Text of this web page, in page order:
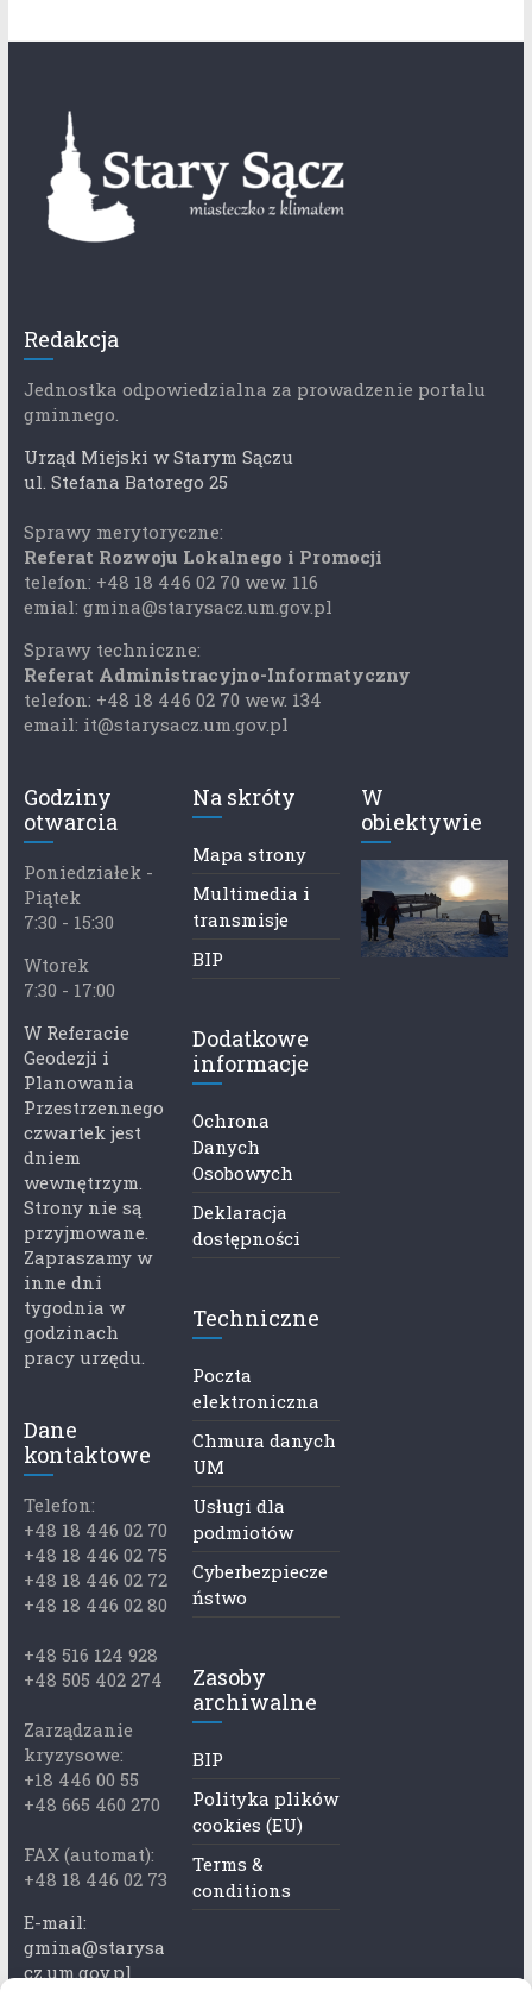
Redakcja
Jednostka odpowiedzialna za prowadzenie portalu
gminnego.
Urząd Miejski w Starym Sączu
ul. Stefana Batorego 25
Sprawy merytoryczne:
Referat Rozwoju Lokalnego i Promocji
telefon: +48 18 446 02 70 wew. 116
emial: gmina@starysacz.um.gov.pl
Sprawy techniczne:
Referat Administracyjno-Informatyczny
telefon: +48 18 446 02 70 wew. 134
email: it@starysacz.um.gov.pl
Godziny
otwarcia
Poniedziałek -
Piątek
7:30 - 15:30
Wtorek
7:30 - 17:00
W Referacie
Geodezji i
Planowania
Przestrzennego
czwartek jest
dniem
wewnętrzym.
Strony nie są
przyjmowane.
Zapraszamy w
inne dni
tygodnia w
godzinach
pracy urzędu.
Dane
kontaktowe
Telefon:
+48 18 446 02 70
+48 18 446 02 75
+48 18 446 02 72
+48 18 446 02 80
+48 516 124 928
+48 505 402 274
Zarządzanie
kryzysowe:
+18 446 00 55
+48 665 460 270
FAX (automat):
+48 18 446 02 73
E-mail:
gmina@starysa
cz.um.gov.pl
Na skróty
Mapa strony
Multimedia i
transmisje
BIP
Dodatkowe
informacje
Ochrona
Danych
Osobowych
Deklaracja
dostępności
Techniczne
Poczta
elektroniczna
Chmura danych
UM
Usługi dla
podmiotów
Cyberbezpiecze
ństwo
Zasoby
archiwalne
BIP
Polityka plików
cookies (EU)
Terms &
conditions
W
obiektywie